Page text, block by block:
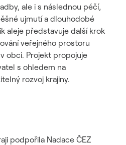
ale i s následnou péčí,
ujmutí a dlouhodobé
aleje představuje další krok
veřejného prostoru
obci. Projekt propojuje
s ohledem na
rozvoj krajiny.
podpořila Nadace ČEZ